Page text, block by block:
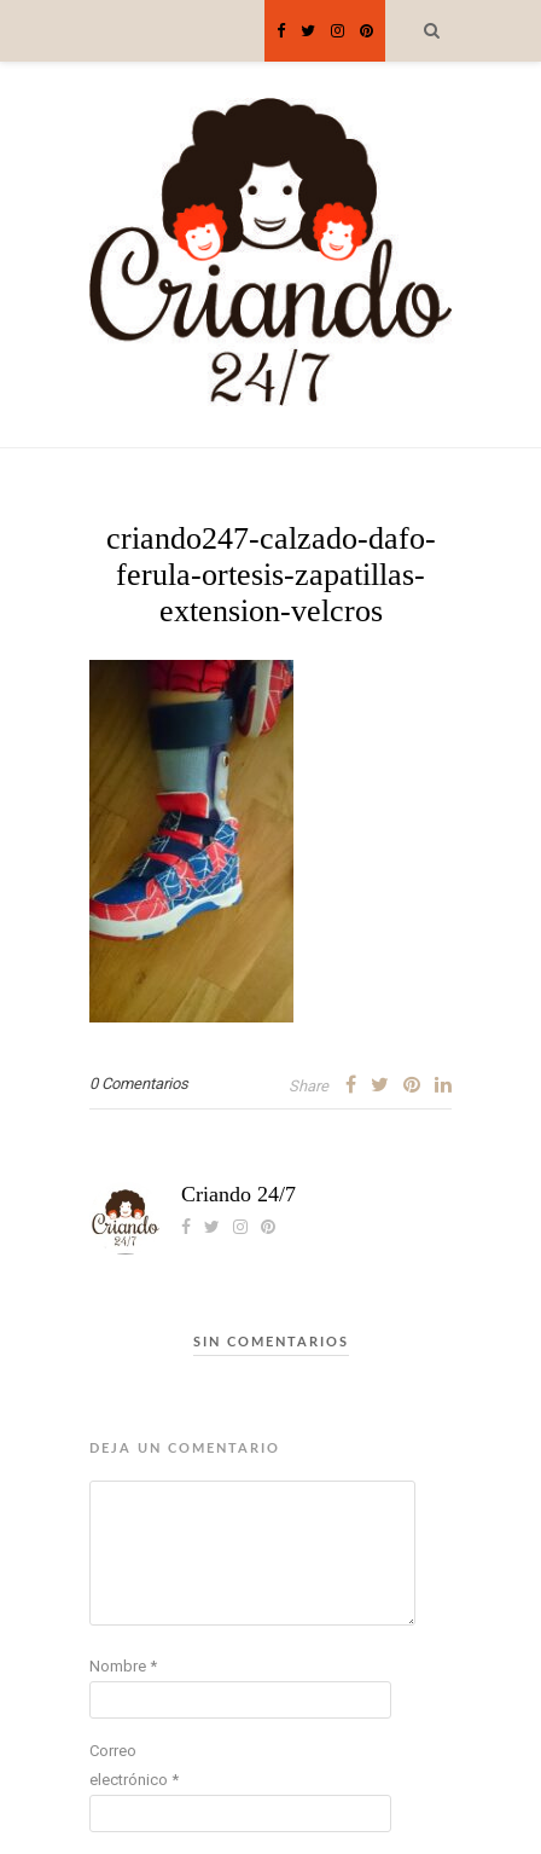
criando247-calzado-dafo-
ferula-ortesis-zapatillas-
extension-velcros
0 Comentarios Share
Criando 24/7
SIN COMENTARIOS
DEJA UN COMENTARIO
Nombre *
Correo
electrónico *